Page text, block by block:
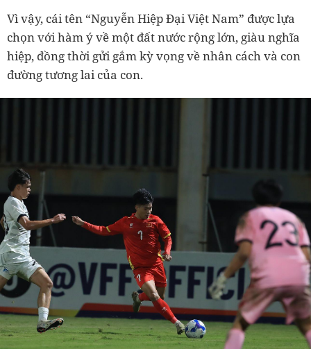
Vì vậy, cái tên “Nguyễn Hiệp Đại Việt Nam” được lựa
chọn với hàm ý về một đất nước rộng lớn, giàu nghĩa
hiệp, đồng thời gửi gắm kỳ vọng về nhân cách và con
đường tương lai của con.